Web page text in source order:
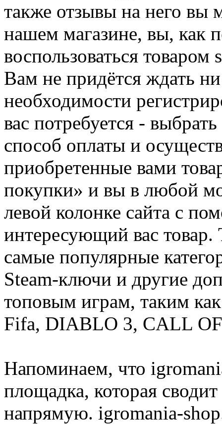
также отзывы на него вы
нашем магазине, вы, как
воспользоваться
Вам не придётся ждать
необходимости
вас потребуется -
способ оплаты и
приобретенные вами
покупки» и вы в любой
левой колонке сайта с
интересующий вас
самые популярные
Steam-ключи и другие
топовым играм, таким
Fifa, DIABLO 3, CALL
Напоминаем, что
площадка, которая
напрямую. igromania-